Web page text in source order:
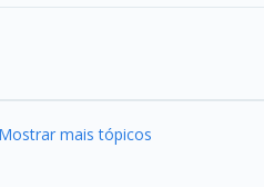
Mostrar mais tópicos